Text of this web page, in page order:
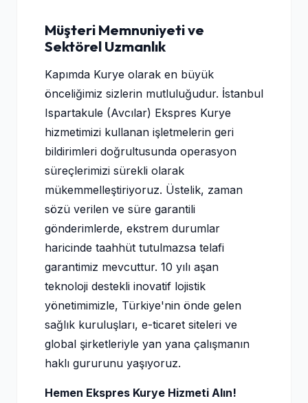
Müşteri Memnuniyeti ve
Sektörel Uzmanlık
Kapımda Kurye olarak en büyük
önceliğimiz sizlerin mutluluğudur. İstanbul
Ispartakule (Avcılar) Ekspres Kurye
hizmetimizi kullanan işletmelerin geri
bildirimleri doğrultusunda operasyon
süreçlerimizi sürekli olarak
mükemmelleştiriyoruz. Üstelik, zaman
sözü verilen ve süre garantili
gönderimlerde, ekstrem durumlar
haricinde taahhüt tutulmazsa telafi
garantimiz mevcuttur. 10 yılı aşan
teknoloji destekli inovatif lojistik
yönetimimizle, Türkiye'nin önde gelen
sağlık kuruluşları, e-ticaret siteleri ve
global şirketleriyle yan yana çalışmanın
haklı gururunu yaşıyoruz.
Hemen Ekspres Kurye Hizmeti Alın!